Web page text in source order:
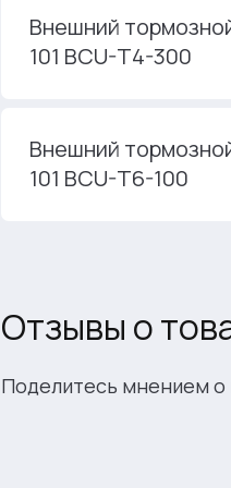
Внешний
101 BCU-T4-300
Внешний
101 BCU-T6-100
Отзывы о
Поделитесь мнением о